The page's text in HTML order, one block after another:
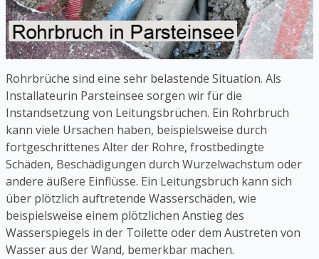
Rohrbrüche sind eine sehr belastende Situation. Als
Installateurin Parsteinsee sorgen wir für die
Instandsetzung von Leitungsbrüchen. Ein Rohrbruch
kann viele Ursachen haben, beispielsweise durch
fortgeschrittenes Alter der Rohre, frostbedingte
Schäden, Beschädigungen durch Wurzelwachstum oder
andere äußere Einflüsse. Ein Leitungsbruch kann sich
über plötzlich auftretende Wasserschäden, wie
beispielsweise einem plötzlichen Anstieg des
Wasserspiegels in der Toilette oder dem Austreten von
Wasser aus der Wand, bemerkbar machen.